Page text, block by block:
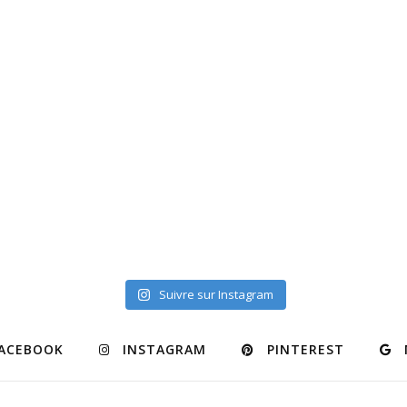
Suivre sur Instagram
INSTAGRAM PINTEREST